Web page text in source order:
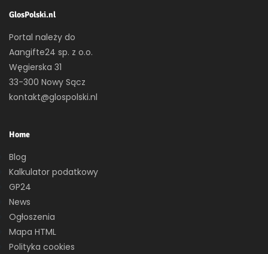
GlosPolski.nl
Portal należy do
Aangifte24 sp. z o.o.
Węgierska 31
33-300 Nowy Sącz
kontakt@glospolski.nl
Home
Blog
Kalkulator podatkowy
GP24
News
Ogłoszenia
Mapa HTML
Polityka cookies